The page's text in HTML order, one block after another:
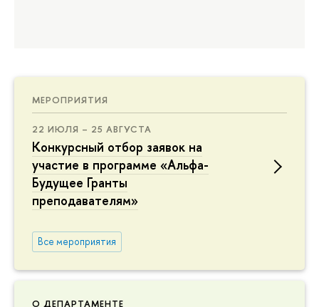
МЕРОПРИЯТИЯ
22 ИЮЛЯ – 25 АВГУСТА
Конкурсный отбор заявок на
участие в программе «Альфа-
Будущее Гранты
преподавателям»
Все мероприятия
О ДЕПАРТАМЕНТЕ